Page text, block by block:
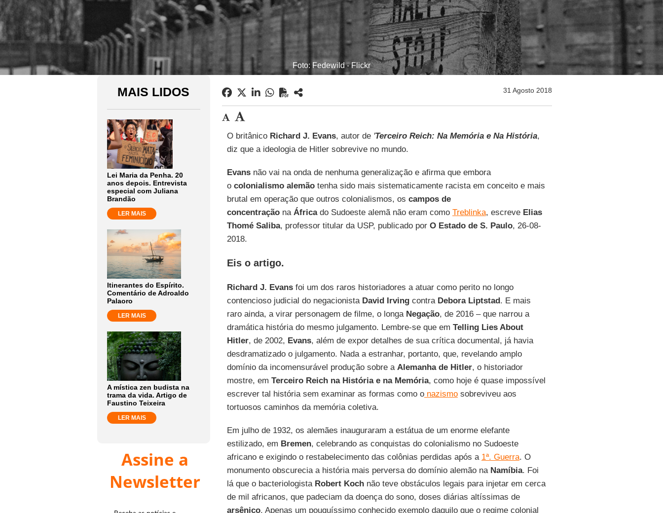
Foto: Fedewild - Flickr
MAIS LIDOS
Lei Maria da Penha. 20
anos depois. Entrevista
especial com Juliana
Brandão
LER MAIS
Itinerantes do Espírito.
Comentário de Adroaldo
Palaoro
LER MAIS
A mística zen budista na
trama da vida. Artigo de
Faustino Teixeira
LER MAIS
Assine a
Newsletter
31 Agosto 2018
O britânico Richard J. Evans, autor de'Terceiro Reich: Na Memória e Na História,
diz que a ideologia de Hitler sobrevive no mundo.
Evansnão vai na onda de nenhuma generalização e afirma que embora
o colonialismo alemãotenha sido mais sistematicamente racista em conceito e mais
brutal em operação que outros colonialismos, os campos de
concentraçãona Áfricado Sudoeste alemã não eram como Treblinka, escreve Elias
Thomé Saliba, professor titular da USP, publicado porO Estado de S. Paulo, 26-08-
2018.
Eis o artigo.
Richard J. Evansfoi um dos raros historiadores a atuar como perito no longo
contencioso judicial do negacionista David IrvingcontraDebora Liptstad. E mais
raro ainda, a virar personagem de filme, o longaNegação, de 2016 – que narrou a
dramática história do mesmo julgamento. Lembre-se que em Telling Lies About
Hitler, de 2002, Evans, além de expor detalhes de sua crítica documental, já havia
desdramatizado o julgamento. Nada a estranhar, portanto, que, revelando amplo
domínio da incomensurável produção sobre a Alemanha de Hitler, o historiador
mostre, em Terceiro Reich na História e na Memória, como hoje é quase impossível
escrever tal história sem examinar as formas como onazismosobreviveu aos
tortuosos caminhos da memória coletiva.
Em julho de 1932, os alemães inauguraram a estátua de um enorme elefante
estilizado, em Bremen, celebrando as conquistas do colonialismo no Sudoeste
africano e exigindo o restabelecimento das colônias perdidas após a 1ª. Guerra. O
monumento obscurecia a história mais perversa do domínio alemão na Namíbia. Foi
lá que o bacteriologistaRobert Kochnão teve obstáculos legais para injetar em cerca
de mil africanos, que padeciam da doença do sono, doses diárias altíssimas de
arsênico. Apenas um pouquíssimo conhecido exemplo daquilo que o regime colonial